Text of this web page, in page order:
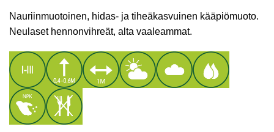
Nauriinmuotoinen, hidas- ja tiheäkasvuinen kääpiömuoto.
Neulaset hennonvihreät, alta vaaleammat.